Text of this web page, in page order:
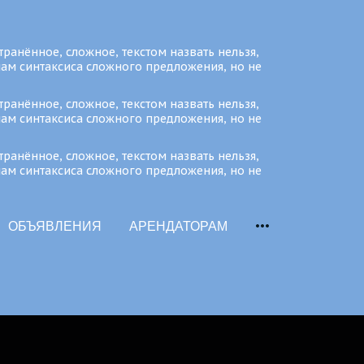
сложное, текстом назвать нельзя,
синтаксиса сложного предложения, но не
сложное, текстом назвать нельзя,
синтаксиса сложного предложения, но не
сложное, текстом назвать нельзя,
синтаксиса сложного предложения, но не
ОБЪЯВЛЕНИЯ АРЕНДАТОРАМ